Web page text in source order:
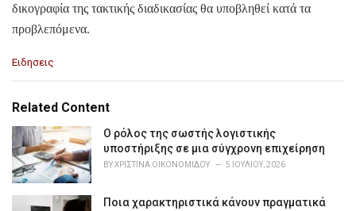
δικογραφία της τακτικής διαδικασίας θα υποβληθεί κατά τα
προβλεπόμενα.
C
e
o
r
e
Ειδησεις
Related Content
Ο ρόλος της σωστής λογιστικής
υποστήριξης σε μια σύγχρονη επιχείρηση
BYΧΡΙΣΤΊΝΑ ΟΙΚΟΝΟΜΊΔΟΥ 5 ΙΟΥΛΊΟΥ, 2026
Ποια χαρακτηριστικά κάνουν πραγματικά